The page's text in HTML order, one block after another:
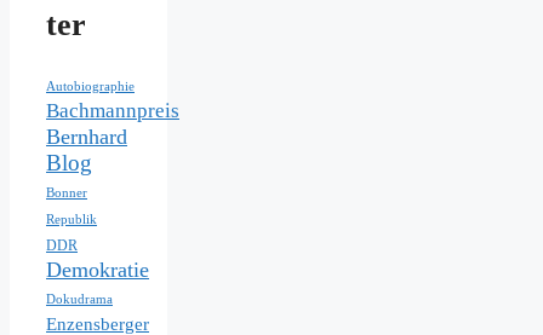
ter
Autobiographie
Bachmannpreis
Bernhard
Blog
Bonner
Republik
DDR
Demokratie
Dokudrama
Enzensberger